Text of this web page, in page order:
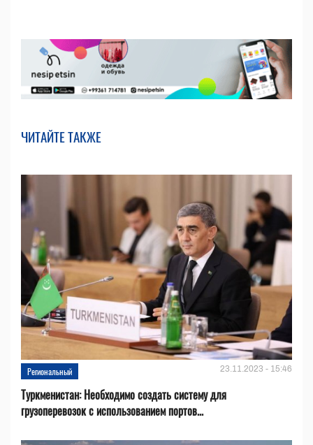
ЧИТАЙТЕ ТАКЖЕ
Региональный 23.11.2023 - 15:46
Туркменистан: Необходимо создать систему для
грузоперевозок с использованием портов...